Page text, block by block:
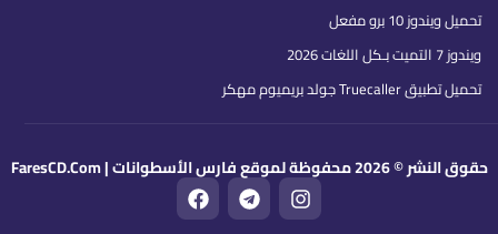
تحميل ويندوز 10 برو مفعل
ويندوز 7 التميت بـكل اللغات 2026
تحميل تطبيق Truecaller جولد بريميوم مهكر
حقوق النشر © 2026 محفوظة لموقع فارس الأسطوانات | FaresCD.Com I
n
T
e
F
a